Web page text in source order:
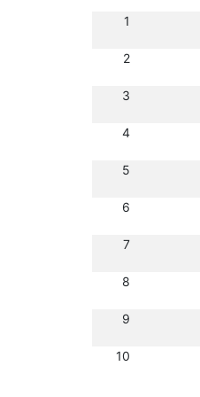
1
2
3
4
5
6
7
8
9
10